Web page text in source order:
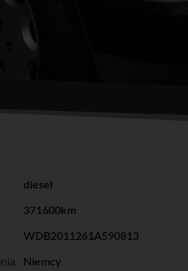
diesel
371600km
WDB2011261A590813
Niemcy